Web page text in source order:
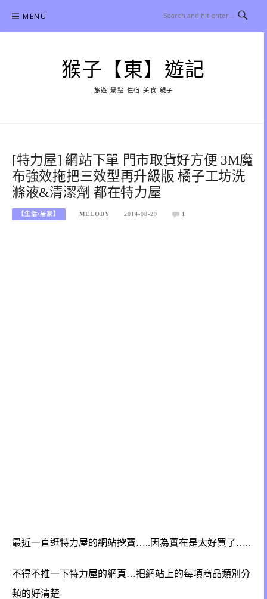
content
MENU
猴子【東】遊記
旅遊 景點 住宿 美食 親子
[特力屋] 網站下單 門市取貨好方便 3M魔
布強效拖把三效型再升級版 橘子工坊洗
滌液&清潔劑 都在特力屋
【生活/居家】 MELODY 2014-08-29 1
最近一直逛特力屋的網站挖寶….. 因為實在是太好買了…..
不得不推一下特力屋的網頁…把網站上的每項商品類別分
類的好清楚